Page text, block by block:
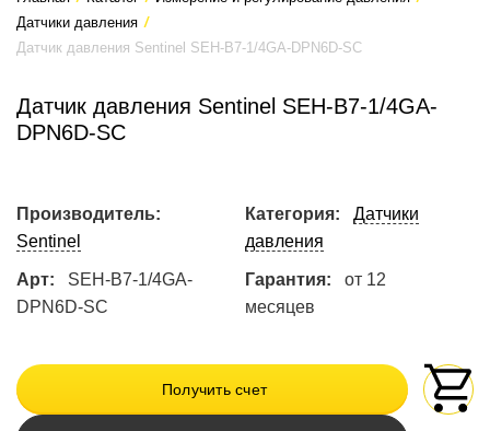
Датчики давления /
Датчик давления Sentinel SEH-B7-1/4GA-DPN6D-SC
Датчик давления Sentinel SEH-B7-1/4GA-
DPN6D-SC
Производитель:
Sentinel
Категория:
Датчики
давления
Арт:
SEH-B7-1/4GA-
DPN6D-SC
Гарантия:
от 12
месяцев
Получить счет